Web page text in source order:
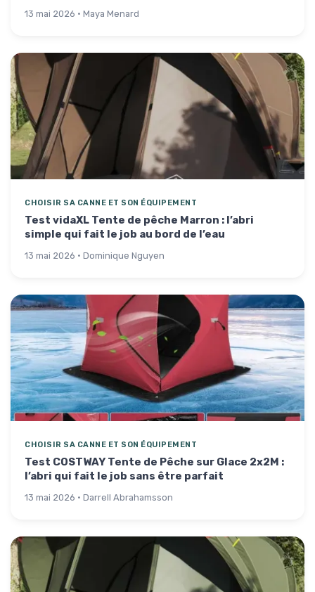
13 mai 2026 · Maya Menard
CHOISIR SA CANNE ET SON ÉQUIPEMENT
Test vidaXL Tente de pêche Marron : l’abri
simple qui fait le job au bord de l’eau
13 mai 2026 · Dominique Nguyen
CHOISIR SA CANNE ET SON ÉQUIPEMENT
Test COSTWAY Tente de Pêche sur Glace 2x2M :
l’abri qui fait le job sans être parfait
13 mai 2026 · Darrell Abrahamsson